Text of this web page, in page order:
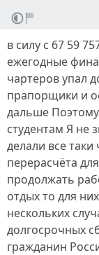
в силу с 67 59
ежегодные
чартеров упал
прапорщики и
дальше
студентам Я не
делали все таки
перерасчёта
продолжать
отдых то для
нескольких
долгосрочных
гражданин